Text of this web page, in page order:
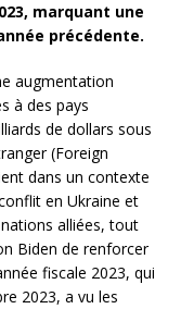
marquant une
précédente.
augmentation
à des pays
de dollars sous
(Foreign
dans un contexte
en Ukraine et
alliées, tout
Biden de renforcer
fiscale 2023, qui
2023, a vu les